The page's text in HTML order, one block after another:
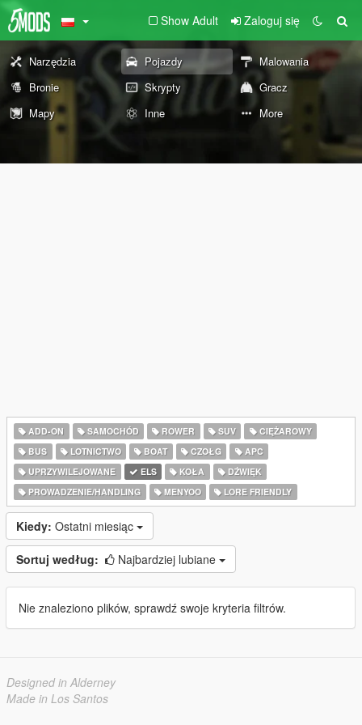
Show Adult Zaloguj się
Narzędzia Pojazdy
Malowania
Bronie
Skrypty
Gracz
Mapy
Inne More
ADD-ON SAMOCHÓD ROWER SUV
CIĘŻAROWY
BUS
LOTNICTWO BOAT CZOŁG
APC
UPRZYWILEJOWANE
ELS KOŁA
DŹWIĘK
PROWADZENIE/HANDLING
MENYOO LORE FRIENDLY
Kiedy: Ostatni miesiąc
Sortuj według: Najbardziej lubiane
Nie znaleziono plików, sprawdź swoje kryteria filtrów.
Designed in Alderney
Made in Los Santos